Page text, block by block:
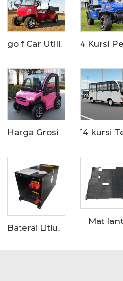
Harga Grosir Mobil Mini Listrik Kecepatan Rendah 2 Penumpang Buatan China LS9020KF
Baterai Litium
Mat